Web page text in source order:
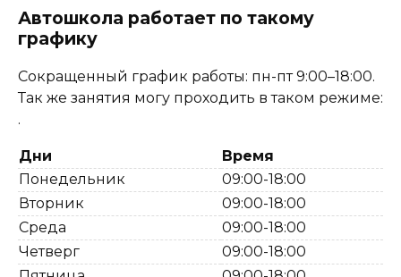
Автошкола работает по такому
графику
Сокращенный график работы: пн-пт 9:00–18:00.
Так же занятия могу проходить в таком режиме:
.
Дни
Время
Понедельник
09:00-18:00
Вторник
09:00-18:00
Среда
09:00-18:00
Четверг
09:00-18:00